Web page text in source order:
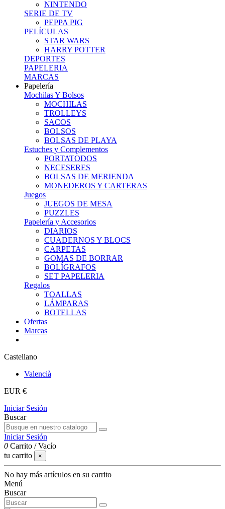
NINTENDO
SERIE DE TV
PEPPA PIG
PELÍCULAS
STAR WARS
HARRY POTTER
DEPORTES
PAPELERIA
MARCAS
Papelería
Mochilas Y Bolsos
MOCHILAS
TROLLEYS
SACOS
BOLSOS
BOLSAS DE PLAYA
Estuches y Complementos
PORTATODOS
NECESERES
BOLSAS DE MERIENDA
MONEDEROS Y CARTERAS
Juegos
JUEGOS DE MESA
PUZZLES
Papelería y Accesorios
DIARIOS
CUADERNOS Y BLOCS
CARPETAS
GOMAS DE BORRAR
BOLÍGRAFOS
SET PAPELERIA
Regalos
TOALLAS
LÁMPARAS
BOTELLAS
Ofertas
Marcas
Castellano
Valencià
EUR €
Iniciar Sesión
Buscar
Iniciar Sesión
0 Carrito /Vacío
tu carrito
×
No hay más artículos en su carrito
Menú
Buscar